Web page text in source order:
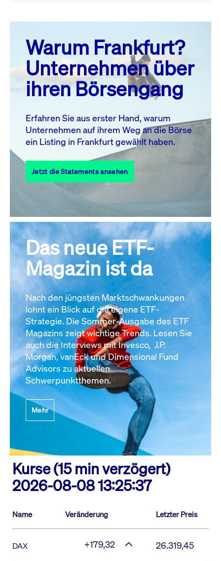
August 26
MO. DI. MI. DO. FR. SA. SO.
1
2
3
4 5 6 7 8
10 11 13 14
17
18 19 20 21 22
23
27 28
31
Alle Events
Warum Frankfurt?
Unternehmen über
ihren Börsengang
Erfahren Sie aus erster Hand, warum
Unternehmen auf ihrem Weg an die Börse
ein Listing in Frankfurt gewählt haben.
Jetzt die Statements ansehen
Das neue ETF-
Magazin ist da
Nach den jüngsten Marktschwankungen
lohnt ein Blick auf die eigene ETF-
Strategie. Die Sommer-Ausgabe des ETF
Magazins zeigt wichtige Trends. Lesen Sie
auch die Interviews mit Invesco, J.P.
Morgan, vanEck und Dimensional Fund
Advisors zu aktuellen
Schwerpunktthemen.
Mehr
Kurse (15 min verzögert)
2026-08-08 13:25:37
Name Veränderung Letzter Preis
DAX +179,32 26.319,45